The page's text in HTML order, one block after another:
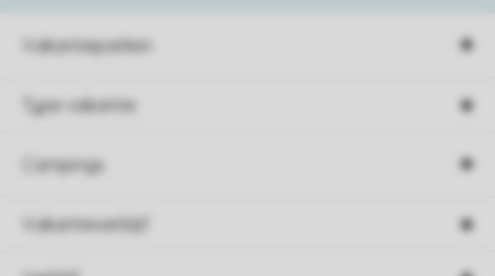
Vakantieparken
Type vakantie
Campings
Vakantieverblijf